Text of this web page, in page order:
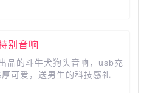
，28天见证肌肤焕亮柔滑...
别音响
的斗牛犬狗头音响，usb充
可爱，送男生的科技感礼